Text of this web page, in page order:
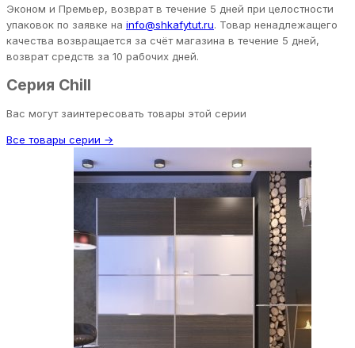
Эконом и Премьер, возврат в течение 5 дней при целостности
упаковок по заявке на info@shkafytut.ru. Товар ненадлежащего
качества возвращается за счёт магазина в течение 5 дней,
возврат средств за 10 рабочих дней.
Серия Chill
Вас могут заинтересовать товары этой серии
Все товары серии →